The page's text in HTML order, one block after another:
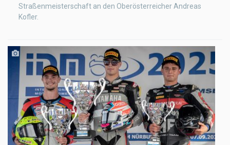
Straßenmeisterschaft an den Oberösterreicher Andreas
Kofler.